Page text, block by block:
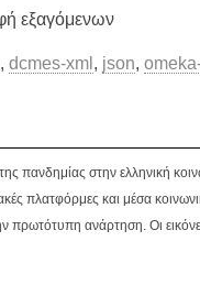
εξαγόμενων
,dcmes-xml , json,
πανδημίας στην ελληνική
πλατφόρμες και μέσα
ανάρτηση. Οι